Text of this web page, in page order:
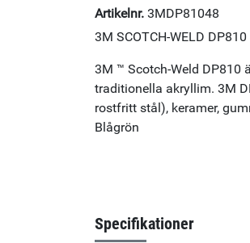
Artikelnr. 3MDP81048
3M SCOTCH-WELD
3M ™ Scotch-Weld DP810
traditionella akryllim. 3M
rostfritt stål), keramer,
Blågrön
Specifikationer